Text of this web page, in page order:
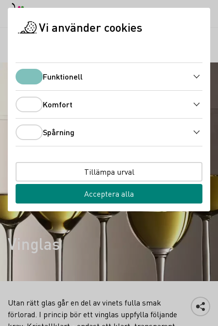
Vinglas
Utan rätt glas går en del av vinets fulla smak
förlorad. I princip bör ett vinglas uppfylla följande
Vi använder cookies
FunktionellFunktionell
Komfort
Spårning
Tillämpa urval
Acceptera alla